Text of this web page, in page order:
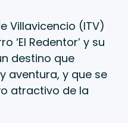
Villavicencio (ITV)
‘El Redentor’ y su
destino que
aventura, y que se
atractivo de la